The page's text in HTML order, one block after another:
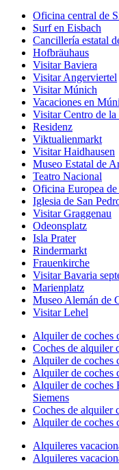
Oficina central de
Surf en Eisbach
Cancillería estatal
Hofbräuhaus
Visitar Baviera
Visitar Angerviertel
Visitar Múnich
Vacaciones en
Visitar Centro de
Residenz
Viktualienmarkt
Visitar Haidhausen
Museo Estatal de
Teatro Nacional
Oficina Europea de
Iglesia de San
Visitar Graggenau
Odeonsplatz
Isla Prater
Rindermarkt
Frauenkirche
Visitar Bavaria
Marienplatz
Museo Alemán de
Visitar Lehel
Alquiler de coches
Coches de alquiler
Alquiler de coches
Alquiler de coches
Alquiler de coches
Siemens
Coches de alquiler
Alquiler de coches
Alquileres
Alquileres